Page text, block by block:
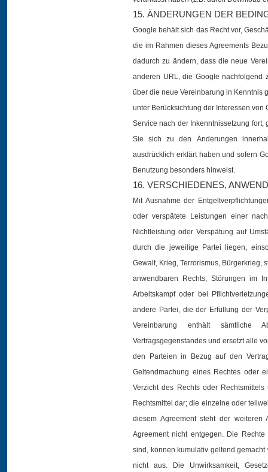
15. ÄNDERUNGEN DER
Google behält sich das Recht vor,
die im Rahmen dieses Agreements
dadurch zu ändern, dass die neue
anderen URL, die Google nachfolgend
über die neue Vereinbarung in Kenntnis
unter Berücksichtung der Interessen
Service nach der Inkenntnissetzung
Sie sich zu den Änderungen
ausdrücklich erklärt haben und sofern
Benutzung besonders hinweist.
16. VERSCHIEDENES,
Mit Ausnahme der
oder verspätete Leistungen einer
Nichtleistung oder Verspätung auf
durch die jeweilige Partei liegen,
Gewalt, Krieg, Terrorismus,
anwendbaren Rechts, Störungen im
Arbeitskampf oder bei
andere Partei, die der Erfüllung der
Vereinbarung enthält sämtliche
Vertragsgegenstandes und ersetzt alle
den Parteien in Bezug auf den
Geltendmachung eines Rechtes oder
Verzicht des Rechts oder
Rechtsmittel dar; die einzelne oder
diesem Agreement steht der weiteren
Agreement nicht entgegen. Die
sind, können kumulativ geltend
nicht aus. Die Unwirksamkeit,